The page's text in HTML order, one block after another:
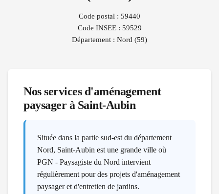
Code postal : 59440
Code INSEE : 59529
Département : Nord (59)
Nos services d'aménagement
paysager à Saint-Aubin
Située dans la partie sud-est du département
Nord, Saint-Aubin est une grande ville où
PGN - Paysagiste du Nord intervient
régulièrement pour des projets d'aménagement
paysager et d'entretien de jardins.